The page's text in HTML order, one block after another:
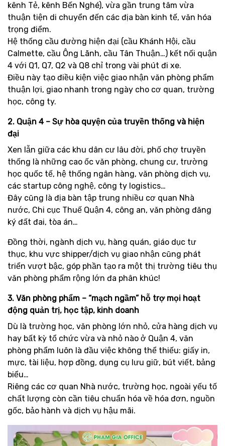
kênh Tẻ, kênh Bến Nghé), vừa gần trung tâm vừa
thuận tiện di chuyển đến các địa bàn kinh tế, văn hóa
trọng điểm.
Hệ thống cầu đường hiện đại (cầu Khánh Hội, cầu
Calmette, cầu Ông Lãnh, cầu Tân Thuận…) kết nối quận
4 với Q1, Q7, Q2 và Q8 chỉ trong vài phút đi xe.
Điều này tạo điều kiện việc giao nhận văn phòng phẩm
thuận lợi, giao nhanh trong ngày cho cơ quan, trường
học, công ty.
2. Quận 4 – Sự hòa quyện của truyền thống và hiện
đại
Xen lẫn giữa các khu dân cư lâu đời, phố chợ truyền
thống là những cao ốc văn phòng, chung cư, trường
học quốc tế, hệ thống ngân hàng, văn phòng dịch vụ,
các startup công nghệ, công ty logistics…
Đây cũng là địa bàn tập trung nhiều cơ quan Nhà
nước, Chi cục Thuế Quận 4, công an, văn phòng đăng
ký đất đai, tòa án…
Đồng thời, ngành dịch vụ, hàng quán, giáo dục tư
thục, khu vực shipper/dịch vụ giao nhận cũng phát
triển vượt bậc, góp phần tạo ra một thị trường tiêu thụ
văn phòng phẩm rộng lớn đa phân khúc!
3. Văn phòng phẩm – “mạch ngầm” hỗ trợ mọi hoạt
động quản trị, học tập, kinh doanh
Dù là trường học, văn phòng lớn nhỏ, cửa hàng dịch vụ
hay bất kỳ tổ chức vừa và nhỏ nào ở Quận 4, văn
phòng phẩm luôn là đầu việc không thể thiếu: giấy in,
mực, tài liệu, hợp đồng, dụng cụ lưu giữ, bút viết, bảng
biểu…
Riêng các cơ quan Nhà nước, trường học, ngoài yếu tố
chất lượng còn cần tiêu chuẩn hóa về hóa đơn, nguồn
gốc, bảo hành và dịch vụ hậu mãi.